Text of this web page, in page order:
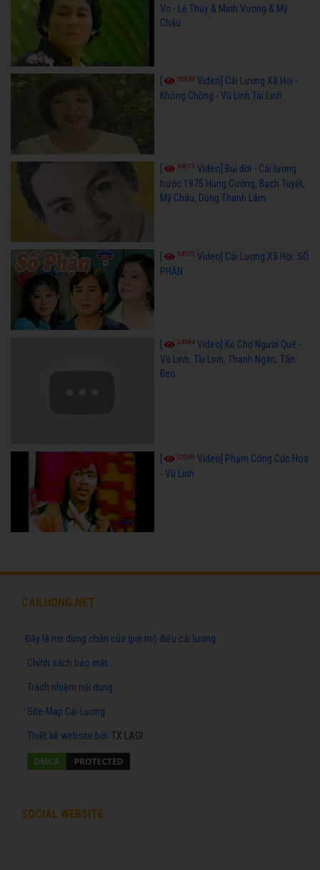
Vơ - Lệ Thủy & Minh Vương & Mỹ
Châu
50839 Video] Cải Lương Xã Hội -
Không Chồng - Vũ Linh Tài Linh
36013 Video] Bụi đời - Cải lương
trước 1975 Hùng Cường, Bạch Tuyết,
Mỹ Châu, Dũng Thanh Lâm
34575 Video] Cải Lương Xã Hội: SỐ
PHẬN
24584 Video] Kẻ Chợ Người Quê -
Vũ Linh, Tài Linh, Thanh Ngân, Tấn
Beo
23599 Video] Phạm Công Cúc Hoa
- Vũ Linh
CAILUONG.NET
Đây là nơi dừng chân của giới mộ điệu cải lương
Chính sách bảo mật
Trách nhiệm nội dung
Site-Map Cải Lương
Thiết kế website bởi: TX LAGI
SOCIAL WEBSITE